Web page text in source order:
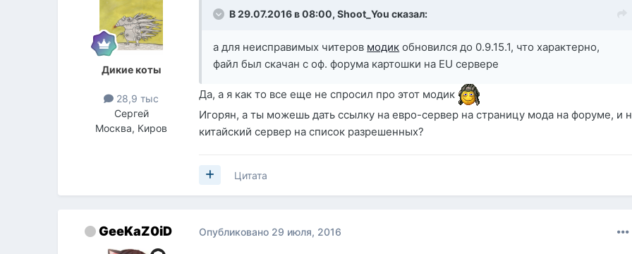
Дикие коты
28,9 тыс
Сергей
Москва, Киров
В 29.07.2016 в 08:00,Shoot_You сказал:
а для неисправимых читеров модик обновился до 0.9.15.1, что характерно,
файл был скачан с оф. форума картошки на EU сервере
Да, а я как то все еще не спросил про этот модик
Игорян, а ты можешь дать ссылку на евро-сервер на страницу мода на форуме, и
китайский сервер на список разрешенных?
Цитата
GeeKaZ0iD Опубликовано 29 июля, 2016